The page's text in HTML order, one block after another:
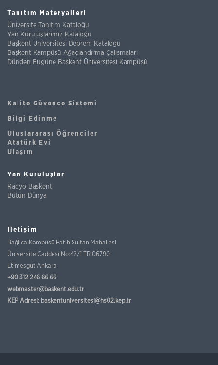
Tanıtım Materyalleri
Üniversite Tanıtım Kataloğu
Yan Kuruluşlarımız Kataloğu
Başkent Üniversitesi Deprem Kataloğu
Başkent Kampüsü Ağaçlandırma Çalışmaları
Dünden Bugüne Başkent Üniversitesi Kampüsü
Kalite Güvence Sistemi
Bilgi Edinme
Uluslararası Öğrenciler
Atatürk Evi
Ulaşım
Yan Kuruluşlar
Radyo Başkent
Bütün Dünya
İletişim
Bağlıca Kampüsü Fatih Sultan Mahallesi
Üniversite Caddesi No:42/1 TR 06790
Etimesgut Ankara
+90 312 246 66 66
webmaster@baskent.edu.tr
KEP Adresi: baskentuniversitesi@hs02.kep.tr